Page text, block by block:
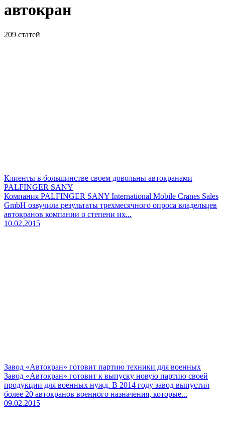
автокран
209 статей
Клиенты в большинстве своем довольны автокранами
PALFINGER SANY
Компания PALFINGER SANY International Mobile Cranes Sales
GmbH озвучила результаты трехмесячного опроса владельцев
автокранов компании о степени их...
10.02.2015
Завод «Автокран» готовит партию техники для военных
Завод «Автокран» готовит к выпуску новую партию своей
продукции для военных нужд. В 2014 году завод выпустил
более 20 автокранов военного назначения, которые...
09.02.2015